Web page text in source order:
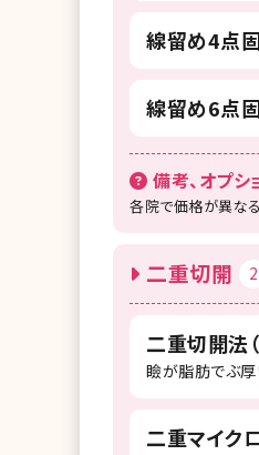
線留め4点
線留め6点
備考、オプシ
各院で価格が異な
二重切開 2
二重切開法
瞼が脂肪でぶ厚
二重マイク